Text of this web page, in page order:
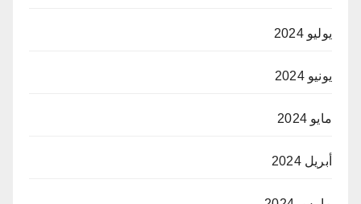
يوليو 2024
يونيو 2024
مايو 2024
أبريل 2024